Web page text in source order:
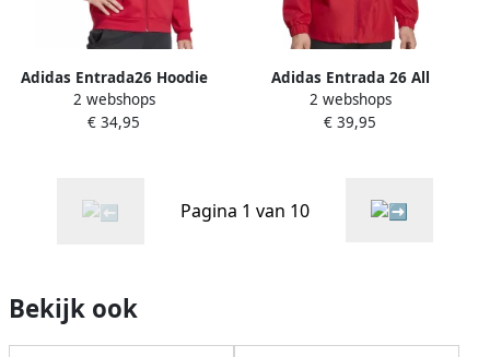
Adidas Entrada26 Hoodie
met Lange Ritssluiting
2 webshops
€ 34,95
Adidas Entrada 26 All
Weather Jas Heren
2 webshops
€ 39,95
Pagina 1 van 10
Bekijk ook